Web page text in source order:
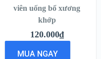
viên uống bổ xương
khớp
120.000₫
MUA NGAY